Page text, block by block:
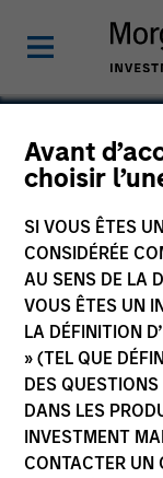
Avant
choisir
SI VOUS ÊTES
CONSIDÉRÉE
AU SENS DE LA
VOUS ÊTES UN
LA DÉFINITION
» (TEL QUE
DES
DANS LES
INVESTMENT
CONTACTER UN
Operating
Partners